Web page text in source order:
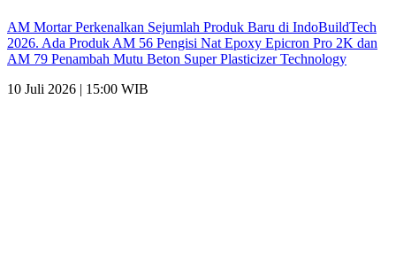
AM Mortar Perkenalkan Sejumlah Produk Baru di IndoBuildTech
2026. Ada Produk AM 56 Pengisi Nat Epoxy Epicron Pro 2K dan
AM 79 Penambah Mutu Beton Super Plasticizer Technology
10 Juli 2026 | 15:00 WIB